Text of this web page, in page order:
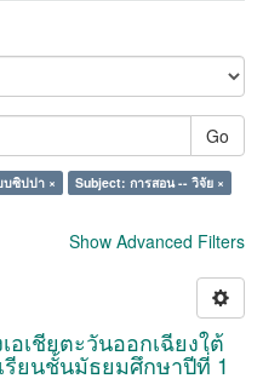
Go
บซิปปา ×
Subject: การสอน -- วิจัย ×
Show Advanced Filters
อเชียตะวันออกเฉียงใต้
ยนชั้นมัธยมศึกษาปีที่ 1